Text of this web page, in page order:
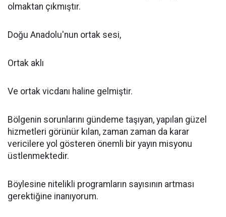
olmaktan çıkmıştır.
Doğu Anadolu'nun ortak sesi,
Ortak aklı
Ve ortak vicdanı haline gelmiştir.
Bölgenin sorunlarını gündeme taşıyan, yapılan güzel
hizmetleri görünür kılan, zaman zaman da karar
vericilere yol gösteren önemli bir yayın misyonu
üstlenmektedir.
Böylesine nitelikli programların sayısının artması
gerektiğine inanıyorum.